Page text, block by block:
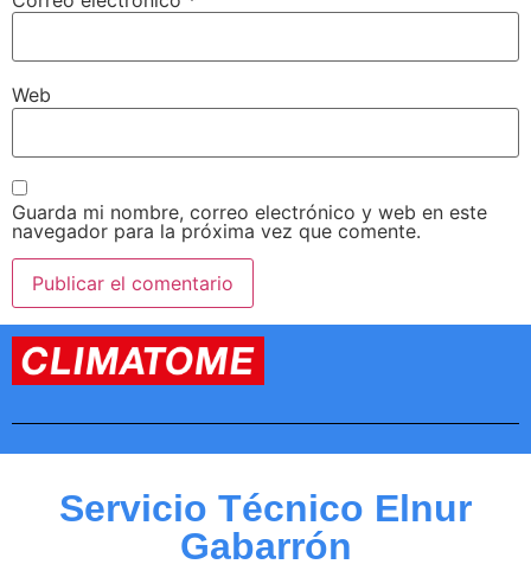
Web
Guarda mi nombre, correo electrónico y web en este
navegador para la próxima vez que comente.
Servicio Técnico Elnur
Gabarrón